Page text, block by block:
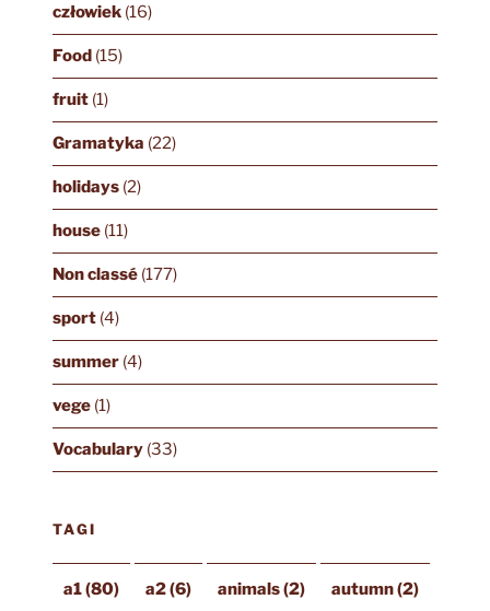
człowiek(16)
Food(15)
fruit(1)
Gramatyka (22)
holidays(2)
house(11)
Non classé(177)
sport(4)
summer(4)
vege(1)
Vocabulary(33)
TAGI
a1(80) a2(6) animals(2) autumn(2)